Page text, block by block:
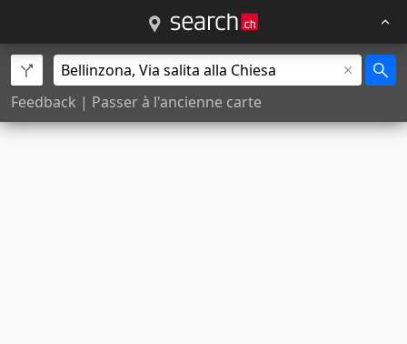
Feedback | Passer à l'ancienne carte